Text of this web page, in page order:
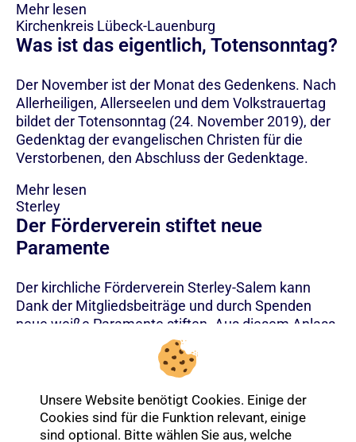
Mehr lesen
Kirchenkreis Lübeck-Lauenburg
Was ist das eigentlich, Totensonntag?
Der November ist der Monat des Gedenkens. Nach
Allerheiligen, Allerseelen und dem Volkstrauertag
bildet der Totensonntag (24. November 2019), der
Gedenktag der evangelischen Christen für die
Verstorbenen, den Abschluss der Gedenktage.
Mehr lesen
Sterley
Der Förderverein stiftet neue
Paramente
Der kirchliche Förderverein Sterley-Salem kann
Dank der Mitgliedsbeiträge und durch Spenden
neue weiße Paramente stiften. Aus diesem Anlass
findet am 22. November eine feierliche Übergabe
an die Kirchengemeinde statt.
Mehr lesen
Unsere Website benötigt Cookies. Einige der
Cookies sind für die Funktion relevant, einige
sind optional. Bitte wählen Sie aus, welche